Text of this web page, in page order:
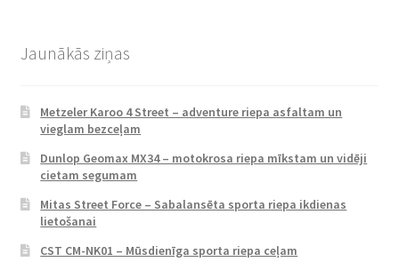
Jaunākās ziņas
Metzeler Karoo 4 Street – adventure riepa asfaltam un
vieglam bezceļam
Dunlop Geomax MX34 – motokrosa riepa mīkstam un vidēji
cietam segumam
Mitas Street Force – Sabalansēta sporta riepa ikdienas
lietošanai
CST CM-NK01 – Mūsdienīga sporta riepa ceļam